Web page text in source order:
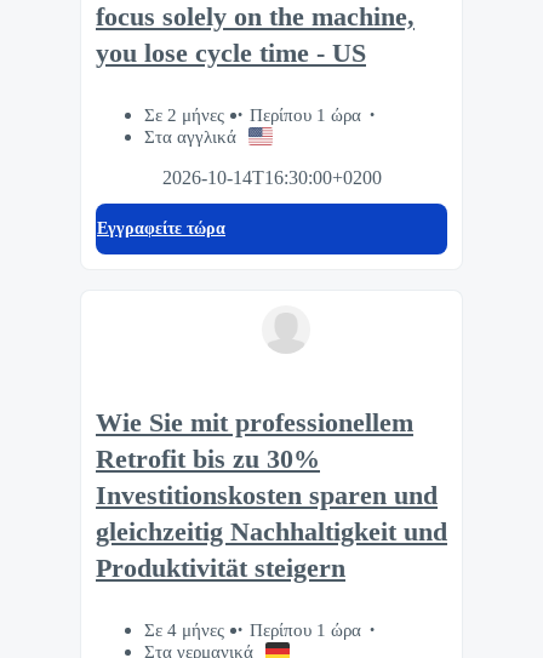
focus solely on the machine,
you lose cycle time - US
Σε 2 μήνες
Περίπου 1 ώρα
Στα αγγλικά
2026-10-14T16:30:00+0200
Eγγραφείτε τώρα
Wie Sie mit professionellem
Retrofit bis zu 30%
Investitionskosten sparen und
gleichzeitig Nachhaltigkeit und
Produktivität steigern
Σε 4 μήνες
Περίπου 1 ώρα
Στα γερμανικά